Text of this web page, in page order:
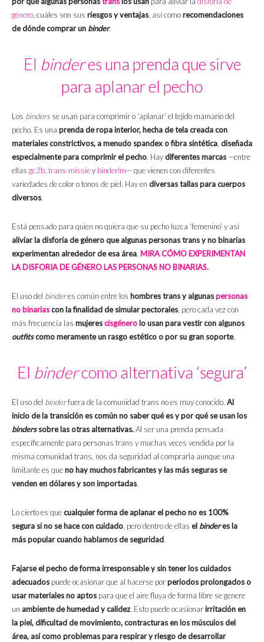
género, cuáles son sus riesgos y ventajas, así comorecomendaciones
de dónde comprar un binder.
El binderes una prenda que sirve
para aplanar el pecho
Los binders se usan para comprimir o ‘aplanar’ el tejido mamario del
pecho. Es una prenda de ropa interior, hecha de tela creada con
materiales constrictivos, a menudo spandex o fibra sintética, diseñada
especialmente para comprimir el pecho. Haydiferentes marcas —entre
ellas gc2b, trans-missiey binderlm— que vienen con diferentes
variedades de color o tonos de piel. Hay en diversas tallas para cuerpos
diversos.
Está pensado para quien no quiera que su pecho luzca ‘femenino’ y así
aliviar la disforia de género que algunas personas trans y no binarias
experimentan alrededor de esa área. MIRA CÓMO EXPERIMENTAN
LA DISFORIA DE GÉNERO LAS PERSONAS NO BINARIAS.
El uso del binderes común entre los hombres trans y algunaspersonas
no binariascon la finalidad de simular pectorales, pero cada vez con
más frecuencia las mujerescisgénero lo usan para vestir con algunos
outfitscomo meramente un rasgo estético o por su gran soporte.
El bindercomo alternativa ‘segura’
El uso del binderfuera de la comunidad trans no es muy conocido. Al
inicio de la transición es común no saber qué es y por qué se usan los
binderssobre las otras alternativas.Al ser una prenda pensada
específicamente para personas trans y muchas veces vendida por la
misma comunidad trans, nos da seguridad al comprarla aunque una
limitante es queno hay muchos fabricantes y las más seguras se
venden en dólares y son importadas.
Lo cierto es quecualquier forma de aplanar el pecho no es 100%
segura si no se hace con cuidado, pero dentro de ellas el binderes la
más popular cuando hablamos de seguridad.
Fajarse el pecho de forma irresponsable y sin tener los cuidados
adecuados puede ocasionar que al hacerse porperiodos prolongados o
usar materiales no aptos para que el aire fluya de forma libre se genere
un ambiente de humedad y calidez. Esto puede ocasionarirritación en
la piel, dificultad de movimiento, contracturas en los músculos del
área, así como problemas para respirar y riesgo de desarrollar